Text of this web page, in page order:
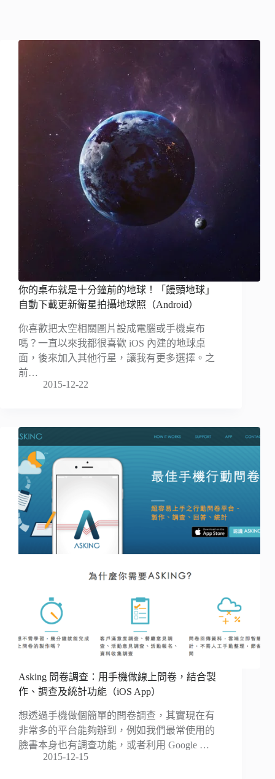
你的桌布就是十分鐘前的地球！「饅頭地球」
自動下載更新衛星拍攝地球照（Android）
你喜歡把太空相關圖片設成電腦或手機桌布
嗎？一直以來我都很喜歡 iOS 內建的地球桌
面，後來加入其他行星，讓我有更多選擇。之
前…
2015-12-22
Asking 問卷調查：用手機做線上問卷，結合製
作、調查及統計功能（iOS App）
想透過手機做個簡單的問卷調查，其實現在有
非常多的平台能夠辦到，例如我們最常使用的
臉書本身也有調查功能，或者利用 Google …
2015-12-15